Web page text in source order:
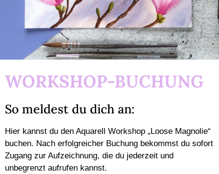
WORKSHOP-BUCHUNG
So meldest du dich an:
Hier kannst du den Aquarell Workshop „Loose Magnolie“
buchen. Nach erfolgreicher Buchung bekommst du sofort
Zugang zur Aufzeichnung, die du jederzeit und
unbegrenzt aufrufen kannst.